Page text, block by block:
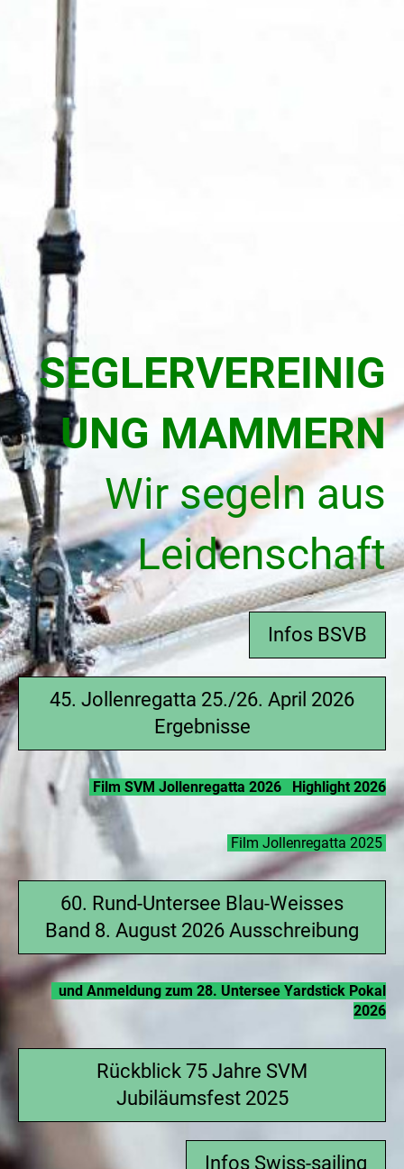
SEGLERVEREINIG
UNG MAMMERN
Wir segeln aus
Leidenschaft
Infos BSVB
45. Jollenregatta 25./26. April 2026
Ergebnisse
Film SVM Jollenregatta 2026 Highlight 2026
Film Jollenregatta 2025
60. Rund-Untersee Blau-Weisses
Band 8. August 2026 Ausschreibung
und Anmeldung zum 28. Untersee Yardstick Pokal
2026
Rückblick 75 Jahre SVM
Jubiläumsfest 2025
Infos Swiss-sailing